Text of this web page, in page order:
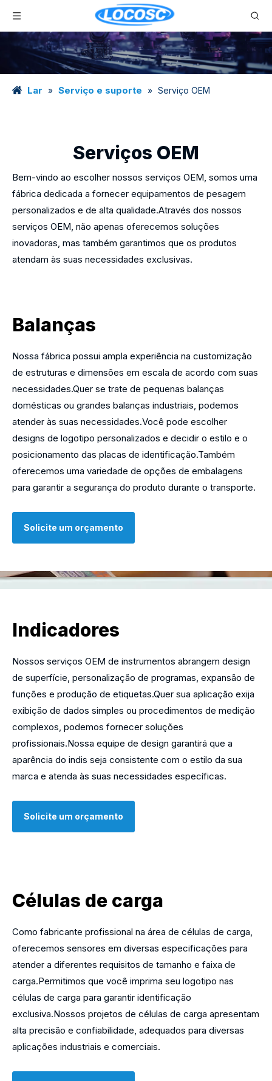
Lar » Serviço e suporte » Serviço OEM
Serviços OEM
Bem-vindo ao escolher nossos serviços OEM, somos uma
fábrica dedicada a fornecer equipamentos de pesagem
personalizados e de alta qualidade.Através dos nossos
serviços OEM, não apenas oferecemos soluções
inovadoras, mas também garantimos que os produtos
atendam às suas necessidades exclusivas.
Balanças
Nossa fábrica possui ampla experiência na customização
de estruturas e dimensões em escala de acordo com suas
necessidades.Quer se trate de pequenas balanças
domésticas ou grandes balanças industriais, podemos
atender às suas necessidades.Você pode escolher
designs de logotipo personalizados e decidir o estilo e o
posicionamento das placas de identificação.Também
oferecemos uma variedade de opções de embalagens
para garantir a segurança do produto durante o transporte.
Solicite um orçamento
Indicadores
Nossos serviços OEM de instrumentos abrangem design
de superfície, personalização de programas, expansão de
funções e produção de etiquetas.Quer sua aplicação exija
exibição de dados simples ou procedimentos de medição
complexos, podemos fornecer soluções
profissionais.Nossa equipe de design garantirá que a
aparência do indis seja consistente com o estilo da sua
marca e atenda às suas necessidades específicas.
Solicite um orçamento
Células de carga
Como fabricante profissional na área de células de carga,
oferecemos sensores em diversas especificações para
atender a diferentes requisitos de tamanho e faixa de
carga.Permitimos que você imprima seu logotipo nas
células de carga para garantir identificação
exclusiva.Nossos projetos de células de carga apresentam
alta precisão e confiabilidade, adequados para diversas
aplicações industriais e comerciais.